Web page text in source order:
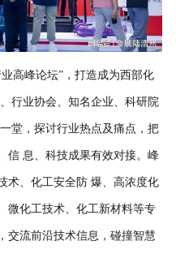
高峰论坛”，打造成为西部化
行业协会、知名企业、科研院
堂，探讨行业热点及痛点，把
信 息、科技成果有效对接。峰
术、化工安全防 爆、高浓度化
微化工技术、化工新材料等专
交流前沿技术信息，碰撞智慧